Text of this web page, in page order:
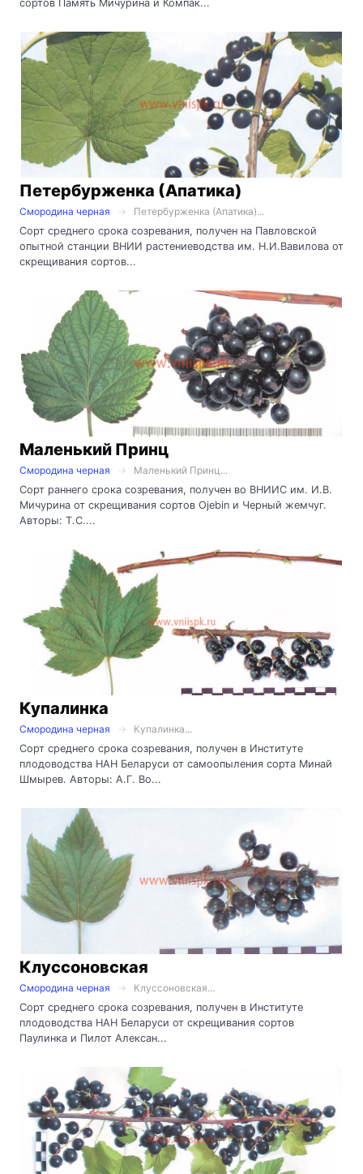
сортов Память Мичурина и Компак...
Петербурженка (Апатика)
Смородина черная
Петербурженка (Апатика)...
Сорт среднего срока созревания, получен на Павловской
опытной станции ВНИИ растениеводства им. Н.И.Вавилова от
скрещивания сортов...
Маленький Принц
Смородина черная
Маленький Принц...
Сорт раннего срока созревания, получен во ВНИИС им. И.В.
Мичурина от скрещивания сортов Ojebin и Черный жемчуг.
Авторы: Т.С....
Купалинка
Смородина черная
Купалинка...
Сорт среднего срока созревания, получен в Институте
плодоводства НАН Беларуси от самоопыления сорта Минай
Шмырев. Авторы: А.Г. Во...
Клуссоновская
Смородина черная
Клуссоновская...
Сорт среднего срока созревания, получен в Институте
плодоводства НАН Беларуси от скрещивания сортов
Паулинка и Пилот Алексан...